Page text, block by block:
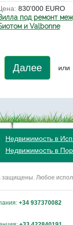
830'000 EURO
под ремонт
и Valbonne
Далее или
Недвижимость в
Недвижимость в
Любое
+34 937370082